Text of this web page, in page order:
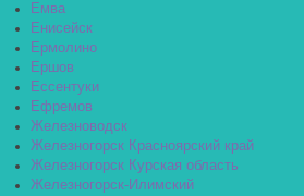
Емва
Енисейск
Ермолино
Ершов
Ессентуки
Ефремов
Железноводск
Железногорск Красноярский край
Железногорск Курская область
Железногорск-Илимский